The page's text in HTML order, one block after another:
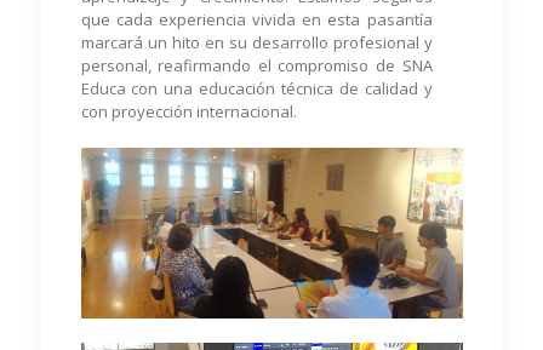
que cada experiencia vivida en esta pasantía
marcará un hito en su desarrollo profesional y
personal, reafirmando el compromiso de SNA
Educa con una educación técnica de calidad y
con proyección internacional.